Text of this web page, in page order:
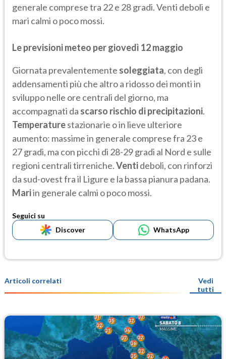
generale comprese tra 22 e 28 gradi. Venti deboli e
mari calmi o poco mossi.
Le previsioni meteo per giovedì 12 maggio
Giornata prevalentemente soleggiata, con degli
addensamenti più che altro a ridosso dei monti in
sviluppo nelle ore centrali del giorno, ma
accompagnati da scarso rischio di precipitazioni.
Temperaturestazionarie o in lieve ulteriore
aumento: massime in generale comprese fra 23 e
27 gradi, ma con picchi di 28-29 gradi al Nord e sulle
regioni centrali tirreniche.Ventideboli, con rinforzi
da sud-ovest fra il Ligure e la bassa pianura padana.
Mariin generale calmi o poco mossi.
Seguici su
Discover
WhatsApp
Articoli correlati
Vedi
tutti